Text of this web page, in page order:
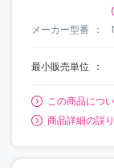
メーカー型番
最小販売単位
この商品につ
商品詳細の誤